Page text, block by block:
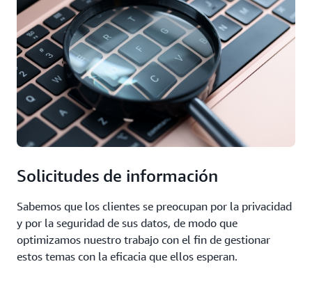
Solicitudes de información
Sabemos que los clientes se preocupan por la privacidad
y por la seguridad de sus datos, de modo que
optimizamos nuestro trabajo con el fin de gestionar
estos temas con la eficacia que ellos esperan.